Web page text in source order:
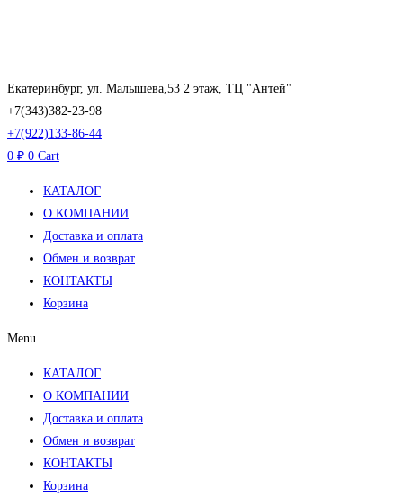
Екатеринбург, ул. Малышева,53 2 этаж, ТЦ "Антей"
+7(343)382-23-98
+7(922)133-86-44
0 ₽ 0 Cart
КАТАЛОГ
О КОМПАНИИ
Доставка и оплата
Обмен и возврат
КОНТАКТЫ
Корзина
Menu
КАТАЛОГ
О КОМПАНИИ
Доставка и оплата
Обмен и возврат
КОНТАКТЫ
Корзина